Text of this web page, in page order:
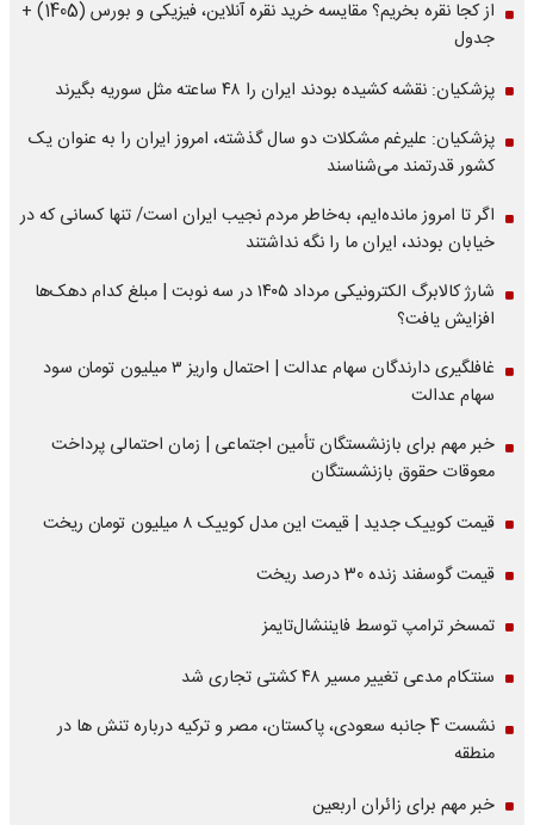
از کجا نقره بخریم؟ مقایسه خرید نقره آنلاین، فیزیکی و بورس (1405) +
جدول
پزشکیان: نقشه کشیده بودند ایران را ۴۸ ساعته مثل سوریه بگیرند
پزشکیان: علیرغم مشکلات دو سال گذشته، امروز ایران را به عنوان یک
کشور قدرتمند می‌شناسند
اگر تا امروز مانده‌ایم، به‌خاطر مردم نجیب ایران است/ تنها کسانی که در
خیابان بودند، ایران ما را نگه نداشتند
شارژ کالابرگ الکترونیکی مرداد ۱۴۰۵ در سه نوبت | مبلغ کدام دهک‌ها
افزایش یافت؟
غافلگیری دارندگان سهام عدالت | احتمال واریز ۳ میلیون تومان سود
سهام عدالت
خبر مهم برای بازنشستگان تأمین اجتماعی | زمان احتمالی پرداخت
معوقات حقوق بازنشستگان
قیمت کوییک جدید | قیمت این مدل کوییک ۸ میلیون تومان ریخت
قیمت گوسفند زنده 30 درصد ریخت
تمسخر ترامپ توسط فایننشال‌تایمز
سنتکام مدعی تغییر مسیر ۴۸ کشتی تجاری شد
نشست 4 جانبه سعودی، پاکستان، مصر و ترکیه درباره تنش ها در
منطقه
خبر مهم برای زائران اربعین